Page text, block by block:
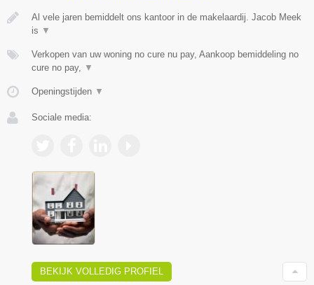
Al vele jaren bemiddelt ons kantoor in de makelaardij. Jacob Meek
is ▼
Verkopen van uw woning no cure nu pay, Aankoop bemiddeling no
cure no pay,
▼
Openingstijden ▼
Sociale media:
BEKIJK VOLLEDIG PROFIEL